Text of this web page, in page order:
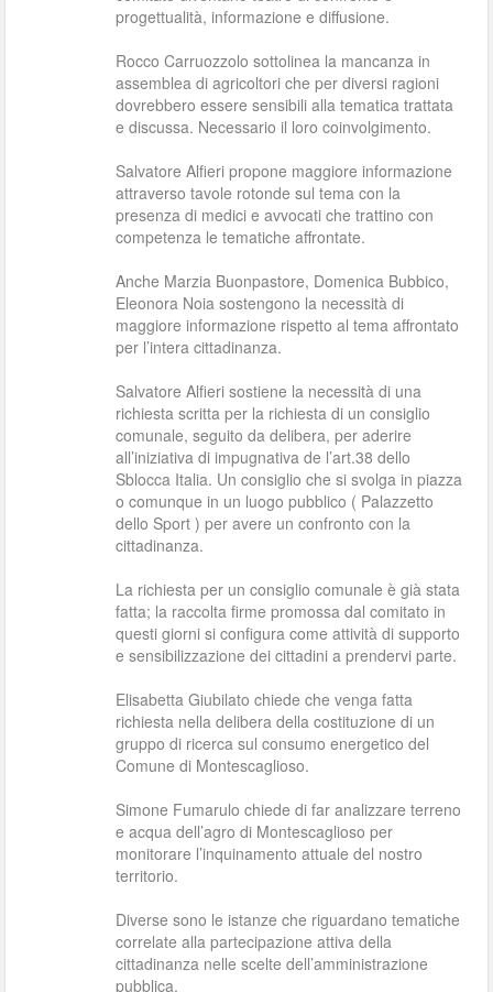
progettualità, informazione e diffusione.
Rocco Carruozzolo sottolinea la mancanza in
assemblea di agricoltori che per diversi ragioni
dovrebbero essere sensibili alla tematica trattata
e discussa. Necessario il loro coinvolgimento.
Salvatore Alfieri propone maggiore informazione
attraverso tavole rotonde sul tema con la
presenza di medici e avvocati che trattino con
competenza le tematiche affrontate.
Anche Marzia Buonpastore, Domenica Bubbico,
Eleonora Noia sostengono la necessità di
maggiore informazione rispetto al tema affrontato
per l’intera cittadinanza.
Salvatore Alfieri sostiene la necessità di una
richiesta scritta per la richiesta di un consiglio
comunale, seguito da delibera, per aderire
all’iniziativa di impugnativa de l’art.38 dello
Sblocca Italia. Un consiglio che si svolga in piazza
o comunque in un luogo pubblico ( Palazzetto
dello Sport ) per avere un confronto con la
cittadinanza.
La richiesta per un consiglio comunale è già stata
fatta; la raccolta firme promossa dal comitato in
questi giorni si configura come attività di supporto
e sensibilizzazione dei cittadini a prendervi parte.
Elisabetta Giubilato chiede che venga fatta
richiesta nella delibera della costituzione di un
gruppo di ricerca sul consumo energetico del
Comune di Montescaglioso.
Simone Fumarulo chiede di far analizzare terreno
e acqua dell’agro di Montescaglioso per
monitorare l’inquinamento attuale del nostro
territorio.
Diverse sono le istanze che riguardano tematiche
correlate alla partecipazione attiva della
cittadinanza nelle scelte dell’amministrazione
pubblica.